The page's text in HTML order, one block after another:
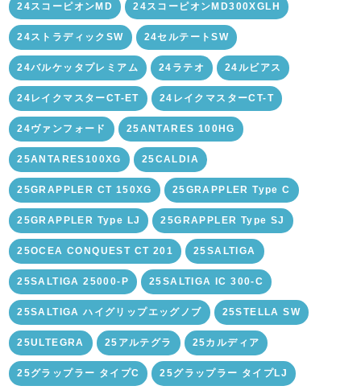
24スコーピオンMD 24スコーピオンMD300XGLH
24ストラディックSW 24セルテートSW
24バルケッタプレミアム 24ラテオ 24ルビアス
24レイクマスターCT-ET 24レイクマスターCT-T
24ヴァンフォード 25ANTARES 100HG
25ANTARES100XG 25CALDIA
25GRAPPLER CT 150XG 25GRAPPLER Type C
25GRAPPLER Type LJ 25GRAPPLER Type SJ
25OCEA CONQUEST CT 201 25SALTIGA
25SALTIGA 25000-P 25SALTIGA IC 300-C
25SALTIGA ハイグリップエッグノブ 25STELLA SW
25ULTEGRA 25アルテグラ 25カルディア
25グラップラー タイプC 25グラップラー タイプLJ